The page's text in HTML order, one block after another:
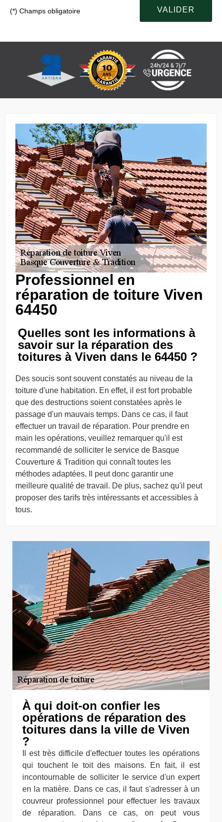
(*) Champs obligatoire
Professionnel en
réparation de toiture Viven
64450
Quelles sont les informations à
savoir sur la réparation des
toitures à Viven dans le 64450 ?
Des soucis sont souvent constatés au niveau de la
toiture d'une habitation. En effet, il est fort probable
que des destructions soient constatées après le
passage d'un mauvais temps. Dans ce cas, il faut
effectuer un travail de réparation. Pour prendre en
main les opérations, veuillez remarquer qu'il est
recommandé de solliciter le service de Basque
Couverture & Tradition qui connaît toutes les
méthodes adaptées. Il peut donc garantir une
meilleure qualité de travail. De plus, sachez qu'il peut
proposer des tarifs très intéressants et accessibles à
tous.
À qui doit-on confier les
opérations de réparation des
toitures dans la ville de Viven
?
Il est très difficile d'effectuer toutes les opérations
qui touchent le toit des maisons. En fait, il est
incontournable de solliciter le service d'un expert
en la matière. Dans ce cas, il faut s'adresser à un
couvreur professionnel pour effectuer les travaux
de réparation. Dans ce cas, on peut vous